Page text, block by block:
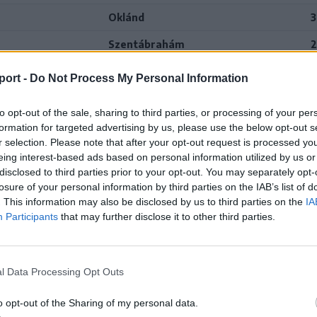
- Do Not Process My Personal Information
opt-out of the sale, sharing to third parties, or processing of your
for targeted advertising by us, please use the below opt-out
selection. Please note that after your opt-out request is processed
interest-based ads based on personal information utilized by us
to third parties prior to your opt-out. You may separately
of your personal information by third parties on the IAB’s list of
This information may also be disclosed by us to third parties on the
Participants that may further disclose it to other third parties.
Data Processing Opt Outs
opt-out of the Sharing of my personal data.
Oklánd
Szentábrahám
Parajdi SK
Felsőboldogfalva
Szentábrahám
Malomfalva
Szentábrahám